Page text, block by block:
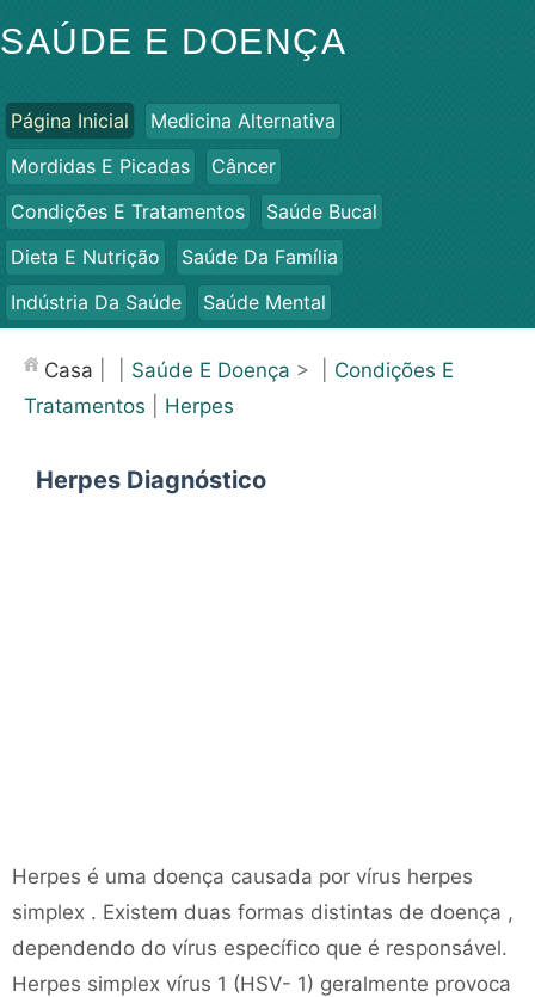
SAÚDE E DOENÇA
Página Inicial
Medicina Alternativa
Mordidas E Picadas
Câncer
Condições E Tratamentos
Saúde Bucal
Dieta E Nutrição
Saúde Da Família
Indústria Da Saúde
Saúde Mental
Saúde
Casa Saúde E Doença > | Condições E
Tratamentos
Herpes
Herpes Diagnóstico
Herpes é uma doença causada por vírus herpes
simplex . Existem duas formas distintas de doença ,
dependendo do vírus específico que é responsável.
Herpes simplex vírus 1 (HSV- 1) geralmente provoca